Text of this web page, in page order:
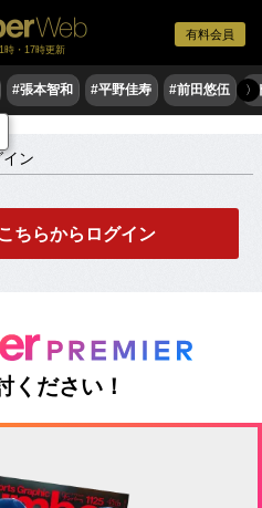
有料会員
時・17時更新
#張本智和 #平野佳寿 #前田悠伍 #
〉
ン
ちらからログイン
ください！